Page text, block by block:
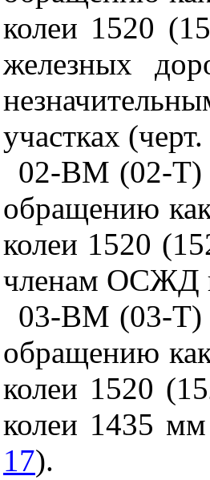
колеи 1520
железных
участках (черт.
02-ВМ (02-Т) -
обращению
колеи 1520
членам ОСЖД
03-ВМ (03-Т) -
обращению
колеи 1520
колеи 1435 мм
17).